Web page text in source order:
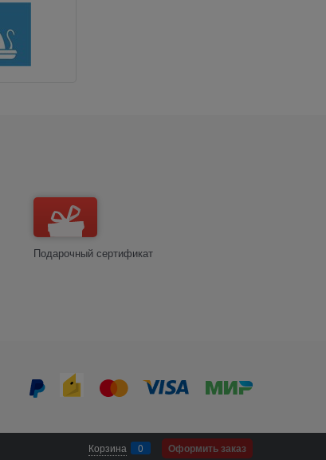
Подарочный сертификат
Корзина 0 Оформить заказ